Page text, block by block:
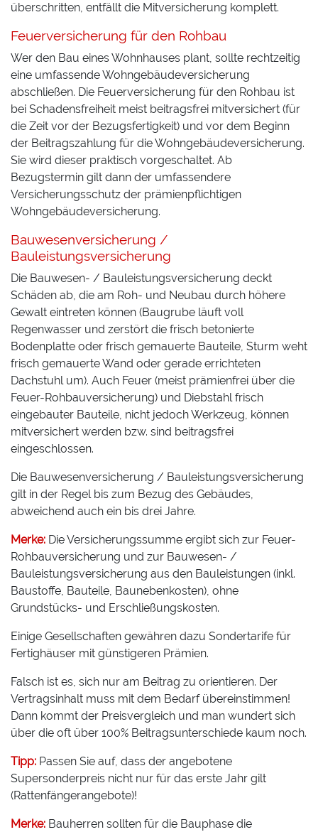
überschritten, entfällt die Mitversicherung komplett.
Feuerversicherung für den Rohbau
Wer den Bau eines Wohnhauses plant, sollte rechtzeitig
eine umfassende Wohngebäudeversicherung
abschließen. Die Feuerversicherung für den Rohbau ist
bei Schadensfreiheit meist beitragsfrei mitversichert (für
die Zeit vor der Bezugsfertigkeit) und vor dem Beginn
der Beitragszahlung für die Wohngebäudeversicherung.
Sie wird dieser praktisch vorgeschaltet. Ab
Bezugstermin gilt dann der umfassendere
Versicherungsschutz der prämienpflichtigen
Wohngebäudeversicherung.
Bauwesenversicherung /
Bauleistungsversicherung
Die Bauwesen- / Bauleistungsversicherung deckt
Schäden ab, die am Roh- und Neubau durch höhere
Gewalt eintreten können (Baugrube läuft voll
Regenwasser und zerstört die frisch betonierte
Bodenplatte oder frisch gemauerte Bauteile, Sturm weht
frisch gemauerte Wand oder gerade errichteten
Dachstuhl um). Auch Feuer (meist prämienfrei über die
Feuer-Rohbauversicherung) und Diebstahl frisch
eingebauter Bauteile, nicht jedoch Werkzeug, können
mitversichert werden bzw. sind beitragsfrei
eingeschlossen.
Die Bauwesenversicherung / Bauleistungsversicherung
gilt in der Regel bis zum Bezug des Gebäudes,
abweichend auch ein bis drei Jahre.
Merke: Die Versicherungssumme ergibt sich zur Feuer-
Rohbauversicherung und zur Bauwesen- /
Bauleistungsversicherung aus den Bauleistungen (inkl.
Baustoffe, Bauteile, Baunebenkosten), ohne
Grundstücks- und Erschließungskosten.
Einige Gesellschaften gewähren dazu Sondertarife für
Fertighäuser mit günstigeren Prämien.
Falsch ist es, sich nur am Beitrag zu orientieren. Der
Vertragsinhalt muss mit dem Bedarf übereinstimmen!
Dann kommt der Preisvergleich und man wundert sich
über die oft über 100% Beitragsunterschiede kaum noch.
Tipp: Passen Sie auf, dass der angebotene
Supersonderpreis nicht nur für das erste Jahr gilt
(Rattenfängerangebote)!
Merke: Bauherren sollten für die Bauphase die